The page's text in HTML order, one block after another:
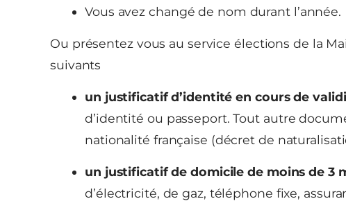
Vous avez changé de nom durant l’année.
Ou présentez vous au service élections de la
suivants
un justificatif d’identité en cours de
d’identité ou passeport. Tout autre
nationalité française (décret de
un justificatif de domicile de moins de 3
d’électricité, de gaz, téléphone fixe,